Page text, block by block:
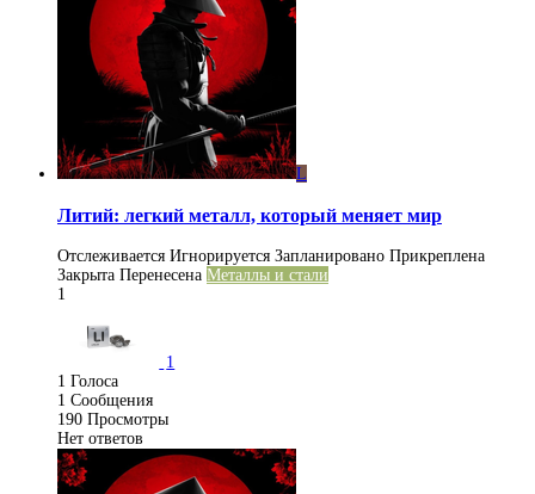
L
Литий: легкий металл, который меняет мир
Отслеживается Игнорируется Запланировано Прикреплена
Закрыта Перенесена Металлы и стали
1
1
1 Голоса
1 Сообщения
190 Просмотры
Нет ответов